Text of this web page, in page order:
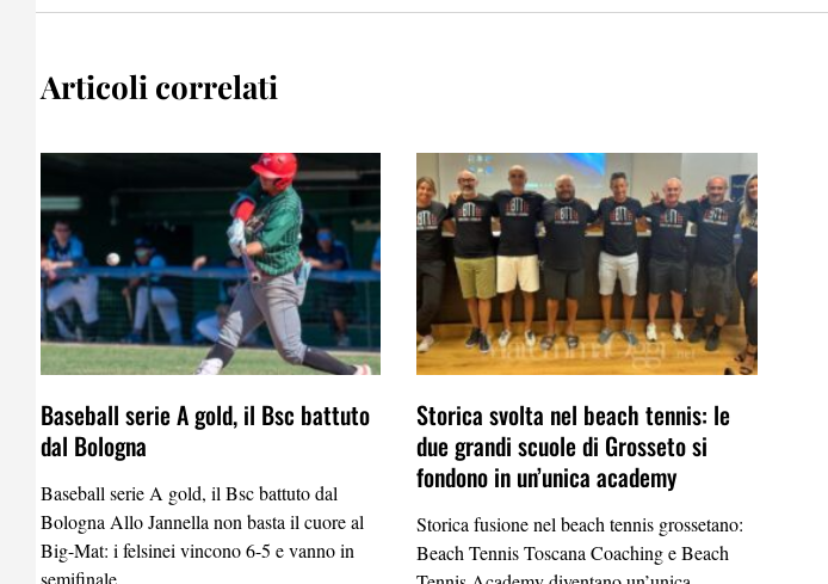
Articoli correlati
Baseball serie A gold, il Bsc battuto
dal Bologna
Baseball serie A gold, il Bsc battuto dal
Bologna Allo Jannella non basta il cuore al
Big-Mat: i felsinei vincono 6-5 e vanno in
semifinale
Storica svolta nel beach tennis: le
due grandi scuole di Grosseto si
fondono in un’unica academy
Storica fusione nel beach tennis grossetano:
Beach Tennis Toscana Coaching e Beach